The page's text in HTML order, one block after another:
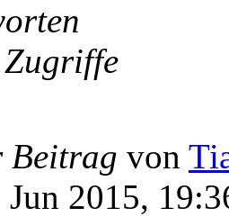
Zugriffe
Beitrag von
2015,